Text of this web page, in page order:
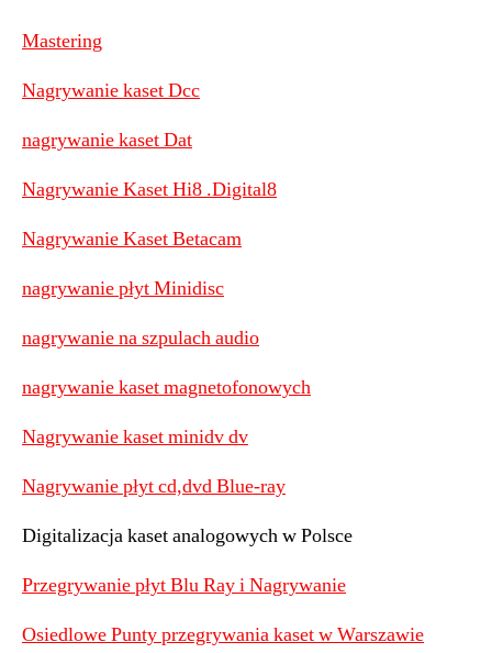
Mastering
Nagrywanie kaset Dcc
nagrywanie kaset Dat
Nagrywanie Kaset Hi8 .Digital8
Nagrywanie Kaset Betacam
nagrywanie płyt Minidisc
nagrywanie na szpulach audio
nagrywanie kaset magnetofonowych
Nagrywanie kaset minidv dv
Nagrywanie płyt cd,dvd Blue-ray
Digitalizacja kaset analogowych w Polsce
Przegrywanie płyt Blu Ray i Nagrywanie
Osiedlowe Punty przegrywania kaset w Warszawie